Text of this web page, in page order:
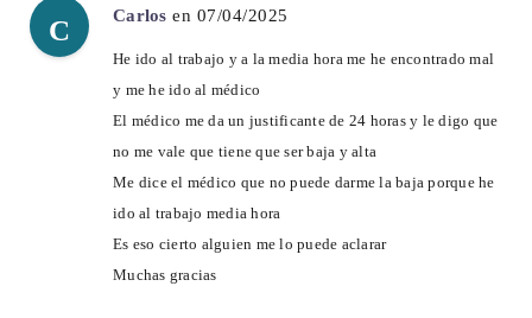
C Carlos en 07/04/2025
He ido al trabajo y a la media hora me he encontrado mal
y me he ido al médico
El médico me da un justificante de 24 horas y le digo que
no me vale que tiene que ser baja y alta
Me dice el médico que no puede darme la baja porque he
ido al trabajo media hora
Es eso cierto alguien me lo puede aclarar
Muchas gracias